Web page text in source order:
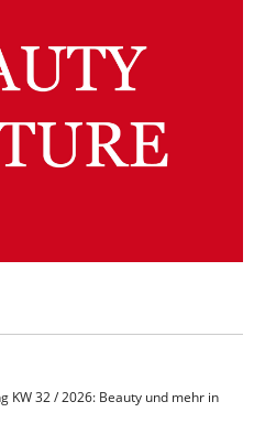
KW 32 / 2026: Beauty und mehr in